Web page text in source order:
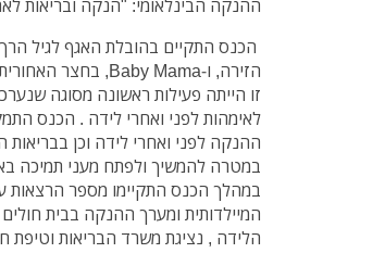
ההנקה הבינלאומי: "הנקה ובריאות
הכנס התקיים בהובלת האגף לגיל
הזירה, ו-Baby Mama, בחצר האחורית של מתנ״ס דורה.
זו הייתה פעילות ראשונה מסוגה
לאימהות לפני ואחרי לידה . הכנס
ההנקה לפני ואחרי לידה וכן
במטרה להמשיך ולפתח מעני תמיכה
במהלך הכנס התקיימו מספר הרצאות
המיילדותית ומערך ההנקה בבית
הלידה , נציגת משרד הבריאות